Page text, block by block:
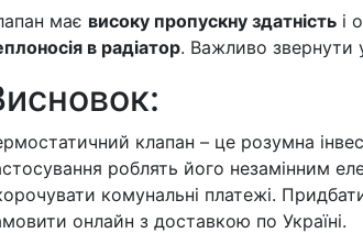
має високу пропускну здатність і
в радіатор. Важливо звернути
клапан – це розумна
роблять його незамінним
комунальні платежі.
онлайн з доставкою по Україні.